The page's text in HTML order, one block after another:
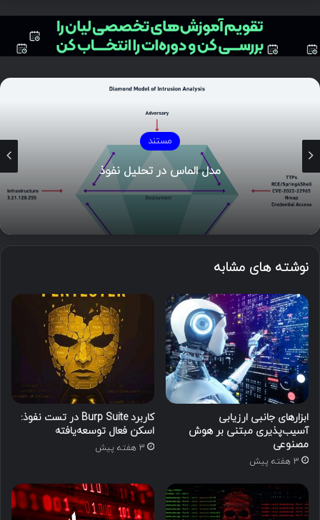
مستند
مدل الماس در تحلیل نفوذ
نوشته های مشابه
ابزارهای جانبی ارزیابی
آسیب‌پذیری مبتنی بر هوش
مصنوعی
3 هفته پیش
کاربرد Burp Suite در تست نفوذ:
اسکن فعال توسعه‌یافته
3 هفته پیش